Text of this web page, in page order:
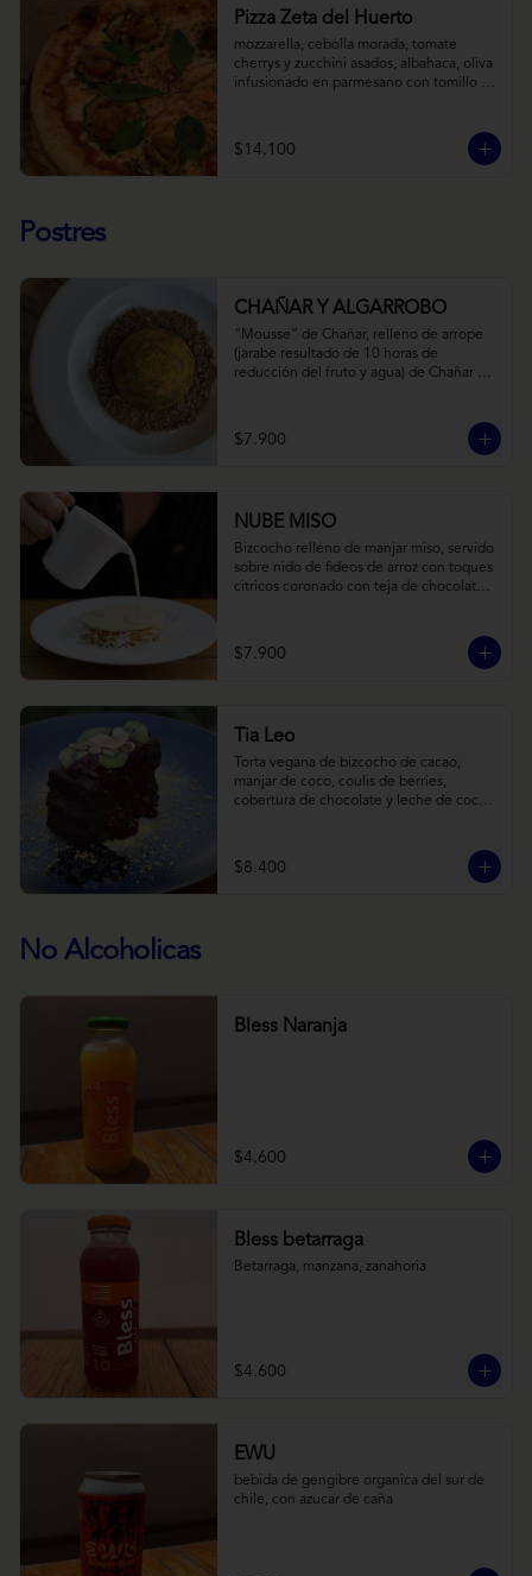
Pizza Zeta del Huerto
mozzarella, cebolla morada, tomate
cherrys y zucchini asados, albahaca, oliva
infusionado en parmesano con tomillo y
$14.100
Postres
CHAÑAR Y ALGARROBO
"Mousse” de Chañar, relleno de arrope
(jarabe resultado de 10 horas de
reducción del fruto y agua) de Chañar
amargo y cúrcuma, sobre una tierra de
harina de Algarrobo y nueces.
$7.900
NUBE MISO
Bizcocho relleno de manjar miso, servido
sobre nido de fideos de arroz con toques
citricos coronado con teja de chocolate
$7.900
Tia Leo
Torta vegana de bizcocho de cacao,
manjar de coco, coulis de berries,
cobertura de chocolate y leche de coco
$8.400
No Alcoholicas
Bless Naranja
$4.600
Bless betarraga
Betarraga, manzana, zanahoria
$4.600
EWU
bebida de gengibre organica del sur de
chile, con azucar de caña